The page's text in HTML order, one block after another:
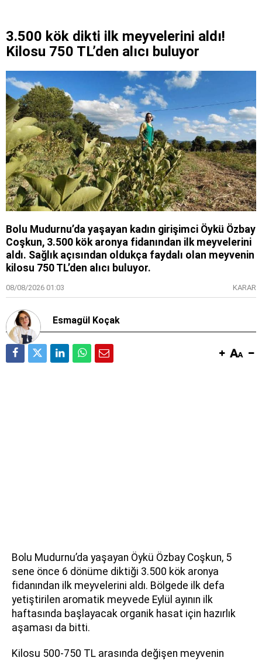
3.500 kök dikti ilk meyvelerini aldı!
Kilosu 750 TL’den alıcı buluyor
Bolu Mudurnu’da yaşayan kadın girişimci Öykü Özbay
Coşkun, 3.500 kök aronya fidanından ilk meyvelerini
aldı. Sağlık açısından oldukça faydalı olan meyvenin
kilosu 750 TL’den alıcı buluyor.
08/08/2026 01:03 KARAR
Esmagül Koçak
Bolu Mudurnu’da yaşayan Öykü Özbay Coşkun, 5
sene önce 6 dönüme diktiği 3.500 kök aronya
fidanından ilk meyvelerini aldı. Bölgede ilk defa
yetiştirilen aromatik meyvede Eylül ayının ilk
haftasında başlayacak organik hasat için hazırlık
aşaması da bitti.
Kilosu 500-750 TL arasında değişen meyvenin